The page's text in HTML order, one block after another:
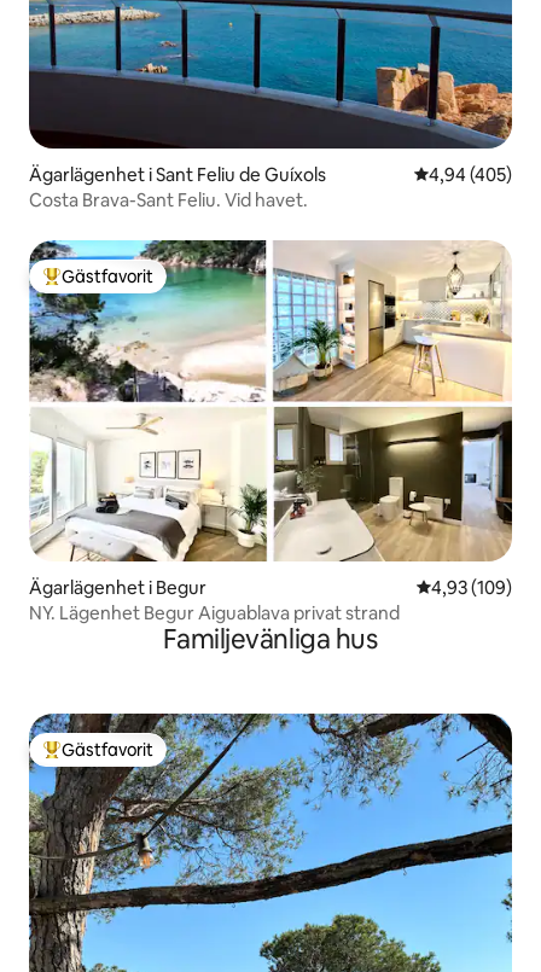
Ägarlägenhet i Sant Feliu de Guíxols 4,94 av 5 i
4,94 (405)
Costa Brava-Sant Feliu. Vid havet.
Populär gästfavorit
Gästfavorit
Ägarlägenhet i Begur 4,93 av 5 i
4,93 (109)
NY. Lägenhet Begur Aiguablava privat strand
Familjevänliga hus
Populär gästfavorit
Gästfavorit